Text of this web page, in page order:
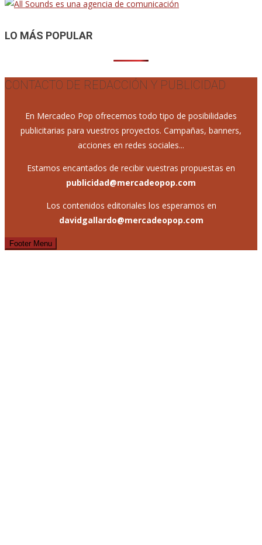
de
entradas
LO MÁS POPULAR
CONTACTO DE REDACCIÓN Y PUBLICIDAD
En Mercadeo Pop ofrecemos todo tipo de posibilidades
publicitarias para vuestros proyectos. Campañas, banners,
acciones en redes sociales...
Estamos encantados de recibir vuestras propuestas en
publicidad@mercadeopop.com
Los contenidos editoriales los esperamos en
davidgallardo@mercadeopop.com
Footer Menu